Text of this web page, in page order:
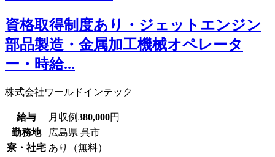
資格取得制度あり・ジェットエンジン
部品製造・金属加工機械オペレータ
ー・時給...
株式会社ワールドインテック
給与 月収例380,000円
勤務地
広島県 呉市
寮・社宅 あり（無料）